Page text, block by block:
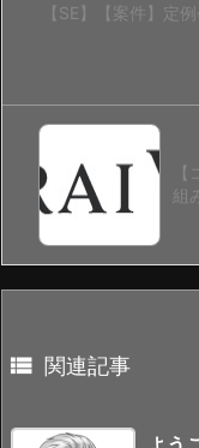
【SE】【案件】定
組
 関連記事